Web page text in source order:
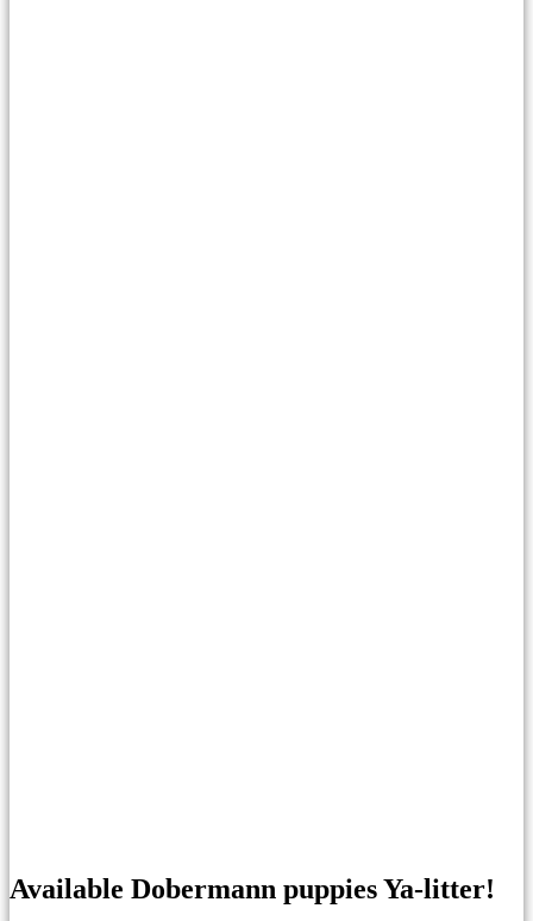
Available Dobermann puppies Ya-litter!